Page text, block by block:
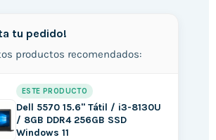
tu pedido!
productos recomendados:
ESTE PRODUCTO
Dell 5570 15.6" Tátil / i3-8130U
/ 8GB DDR4 256GB SSD
Windows 11